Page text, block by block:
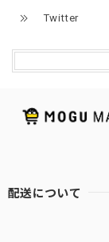
Twitter
配送について